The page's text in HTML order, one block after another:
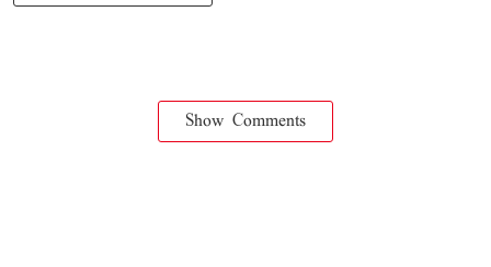
Show Comments